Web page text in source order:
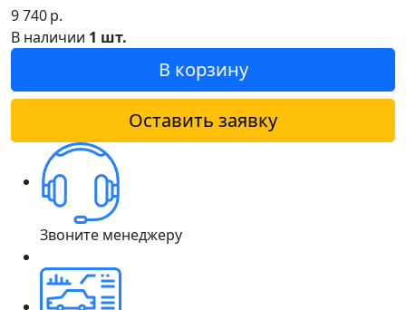
9 740р.
В наличии 1 шт.
В корзину
Оставить заявку
Звоните менеджеру